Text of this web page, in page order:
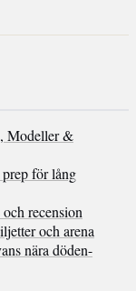
Modeller &
för lång
recension
och arena
nära döden-